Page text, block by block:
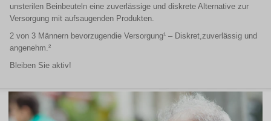
unsterilen Beinbeuteln eine zuverlässige und diskrete Alternative zur
Versorgung mit aufsaugenden Produkten.
2 von 3 Männern bevorzugendie Versorgung¹ – Diskret,zuverlässig und
angenehm.²
Bleiben Sie aktiv!